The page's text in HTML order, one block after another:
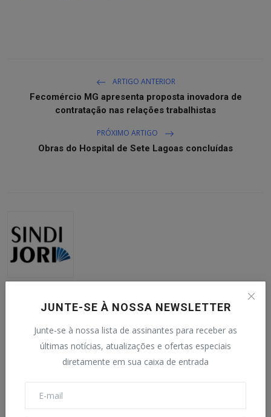
JUNTE-SE À NOSSA NEWSLETTER
Junte-se à nossa lista de assinantes para receber as
últimas notícias, atualizações e ofertas especiais
diretamente em sua caixa de entrada
ARTIGO ANTERIOR
Fecomércio MG apresenta proposta inovadora de
contratação nas relações trabalhistas
PRÓXIMO ARTIGO
Obras do Hospital de Sete Lagoas concluídas
Redação do SINDIJORI MG.
Publicações Relacionadas